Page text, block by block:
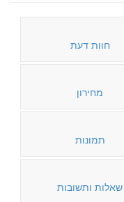
חוות דעת
מחירון
תמונות
שאלות ותשובות